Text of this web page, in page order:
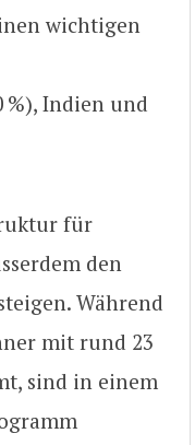
wichtigen
Indien und
für
den
Während
mit rund 23
sind in einem